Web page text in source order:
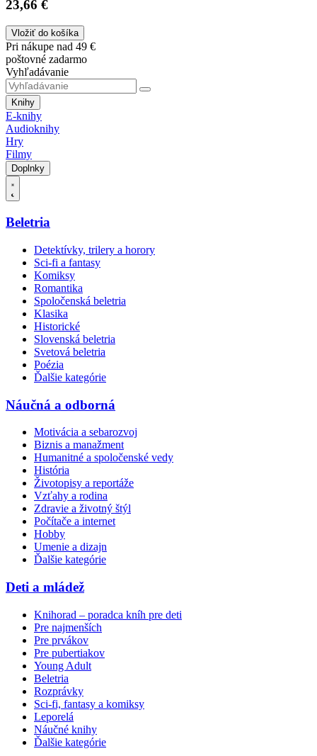
23,66 €
Vložiť do košíka
Pri nákupe nad 49 €
poštovné zadarmo
Vyhľadávanie
Knihy
E-knihy
Audioknihy
Hry
Filmy
Doplnky
Beletria
Detektívky, trilery a horory
Sci-fi a fantasy
Komiksy
Romantika
Spoločenská beletria
Klasika
Historické
Slovenská beletria
Svetová beletria
Poézia
Ďalšie kategórie
Náučná a odborná
Motivácia a sebarozvoj
Biznis a manažment
Humanitné a spoločenské vedy
História
Životopisy a reportáže
Vzťahy a rodina
Zdravie a životný štýl
Počítače a internet
Hobby
Umenie a dizajn
Ďalšie kategórie
Deti a mládež
Knihorad – poradca kníh pre deti
Pre najmenších
Pre prvákov
Pre pubertiakov
Young Adult
Beletria
Rozprávky
Sci-fi, fantasy a komiksy
Leporelá
Náučné knihy
Ďalšie kategórie